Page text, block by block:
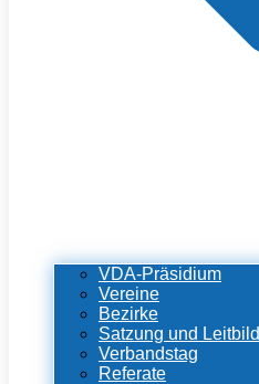
VDA-Präsidium
Vereine
Bezirke
Satzung und Leitbild
Verbandstag
Referate